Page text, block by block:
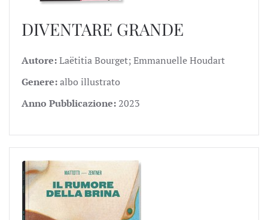
DIVENTARE GRANDE
Autore:Laëtitia Bourget; Emmanuelle Houdart
Genere:albo illustrato
Anno Pubblicazione: 2023